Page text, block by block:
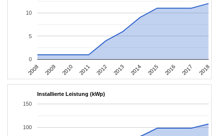
2008 2009 2010 2011 2012 2013 2014 2015 2016 2017 2018
0
5
10
Installierte Leistung (kWp)
100
150